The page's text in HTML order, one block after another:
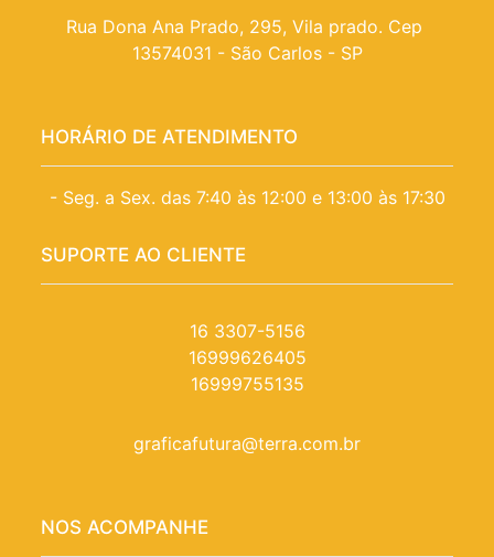
Rua Dona Ana Prado, 295, Vila prado. Cep
13574031 - São Carlos - SP
HORÁRIO DE ATENDIMENTO
- Seg. a Sex. das 7:40 às 12:00 e 13:00 às 17:30
SUPORTE AO CLIENTE
16 3307-5156
16999626405
16999755135
graficafutura@terra.com.br
NOS ACOMPANHE